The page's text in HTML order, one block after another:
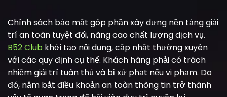
Chính sách bảo mật góp phần xây dựng nền tảng giải
trí an toàn tuyệt đối, nâng cao chất lượng dịch vụ.
B52 Club khởi tạo nội dung, cập nhật thường xuyên
với các quy định cụ thể. Khách hàng phải có trách
nhiệm giải trí tuân thủ và bị xử phạt nếu vi phạm. Do
đó, nắm bắt điều khoản an toàn thông tin trở thành